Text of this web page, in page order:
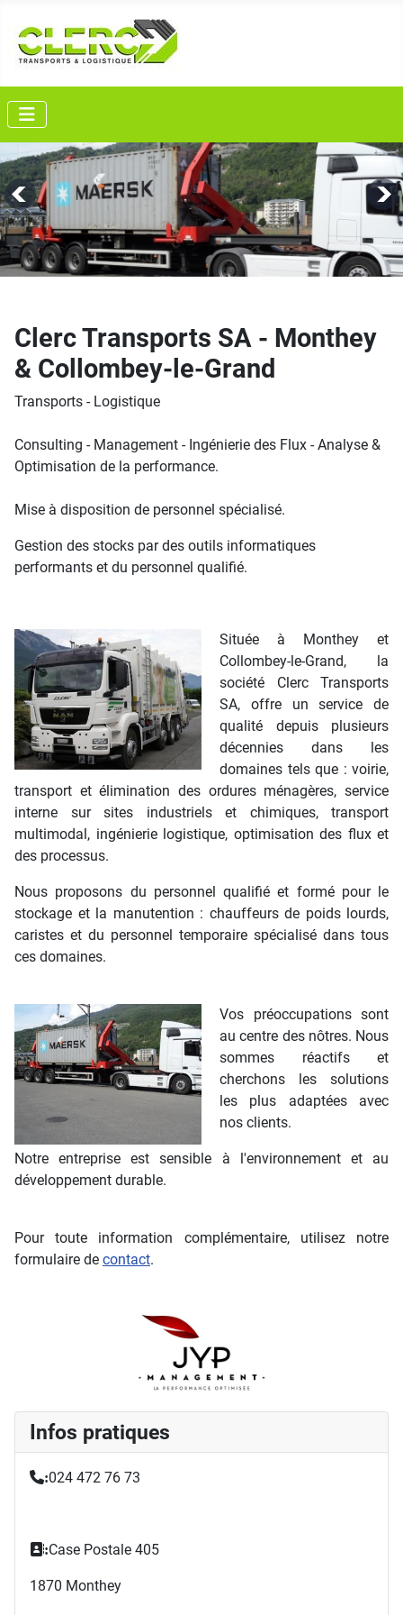
Clerc Transports SA - Monthey
& Collombey-le-Grand
Transports - Logistique
Consulting - Management - Ingénierie des Flux - Analyse &
Optimisation de la performance.
Mise à disposition de personnel spécialisé.
Gestion des stocks par des outils informatiques
performants et du personnel qualifié.
Située à Monthey et
Collombey-le-Grand, la
société Clerc Transports
SA, offre un service de
qualité depuis plusieurs
décennies dans les
domaines tels que : voirie,
transport et élimination des ordures ménagères, service
interne sur sites industriels et chimiques, transport
multimodal, ingénierie logistique, optimisation des flux et
des processus.
Nous proposons du personnel qualifié et formé pour le
stockage et la manutention : chauffeurs de poids lourds,
caristes et du personnel temporaire spécialisé dans tous
ces domaines.
Vos préoccupations sont
au centre des nôtres. Nous
sommes réactifs et
cherchons les solutions
les plus adaptées avec
nos clients.
Notre entreprise est sensible à l'environnement et au
développement durable.
Pour toute information complémentaire, utilisez notre
formulaire de contact.
Infos pratiques
:024 472 76 73
:Case Postale 405
1870 Monthey